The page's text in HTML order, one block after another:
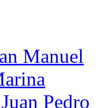
Manuel
Pedro